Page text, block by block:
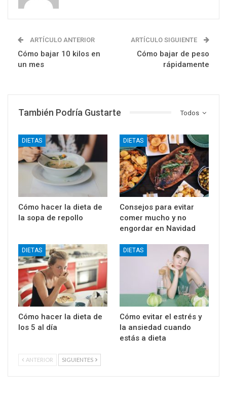
ARTÍCULO ANTERIOR
Cómo bajar 10 kilos en
un mes
ARTÍCULO SIGUIENTE
Cómo bajar de peso
rápidamente
Todos
También Podría Gustarte
DIETAS
Cómo hacer la dieta de
la sopa de repollo
DIETAS
Consejos para evitar
comer mucho y no
engordar en Navidad
DIETAS
Cómo hacer la dieta de
los 5 al día
DIETAS
Cómo evitar el estrés y
la ansiedad cuando
estás a dieta
ANTERIOR SIGUIENTES